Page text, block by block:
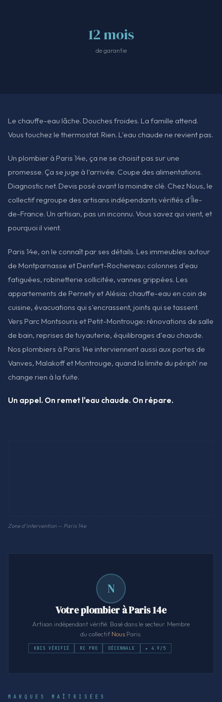
12 mois
de garantie
Le chauffe-eau lâche. Douches froides. La famille attend.
Vous touchez le thermostat. Rien. L'eau chaude ne revient pas.
Un plombier à Paris 14e, ça ne se choisit pas sur une
promesse. Ça se juge à l'arrivée. Coupe des alimentations.
Diagnostic net. Devis posé avant la moindre clé. Chez Nous, le
collectif regroupe des artisans indépendants vérifiés d'Île-
de-France. Un artisan, pas un inconnu. Vous savez qui vient, et
pourquoi il vient.
Paris 14e, on le connaît par ses détails. Les immeubles autour
de Montparnasse et Denfert-Rochereau: colonnes d'eau
fatiguées, robinetterie sollicitée, vannes grippées. Les
appartements de Pernety et Alésia: chauffe-eau en coin de
cuisine, évacuations qui s'encrassent, joints qui se tassent.
Vers Parc Montsouris et Petit-Montrouge: rénovations de salle
de bain, reprises de tuyauterie, équilibrages d'eau chaude.
Nos plombiers à Paris 14e interviennent aussi aux portes de
Vanves, Malakoff et Montrouge, quand la limite du périph' ne
change rien à la fuite.
Un appel. On remet l'eau chaude. On répare.
Zone d'intervention — Paris 14e
N
Votre plombier à Paris 14e
Artisan indépendant vérifié. Basé dans le secteur. Membre
du collectifNous .Paris.
KBIS VÉRIFIÉ RC PRO DÉCENNALE ★ 4.9/5
MARQUES MAÎTRISÉES